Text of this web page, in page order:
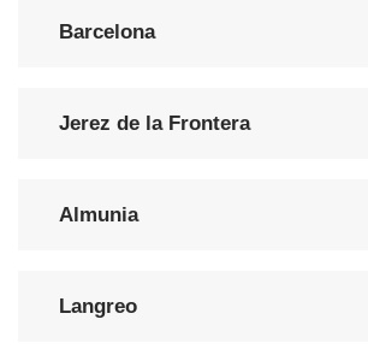
Barcelona
Jerez de la Frontera
Almunia
Langreo